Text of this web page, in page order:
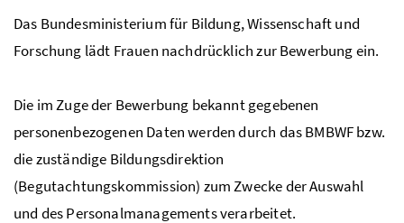
Das Bundesministerium für Bildung, Wissenschaft und
Forschung lädt Frauen nachdrücklich zur Bewerbung ein.
Die im Zuge der Bewerbung bekannt gegebenen
personenbezogenen Daten werden durch dasBMBWFbzw.
die zuständige Bildungsdirektion
(Begutachtungskommission) zum Zwecke der Auswahl
und des Personalmanagements verarbeitet.